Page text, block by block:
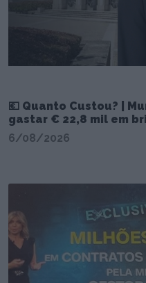
💶 Quanto Custou? |
gastar € 22,8 mil em
6/08/2026